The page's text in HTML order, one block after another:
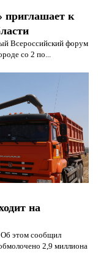
приглашает к
Всероссийский форум
со 2 по...
на
этом сообщил
2,9 миллиона